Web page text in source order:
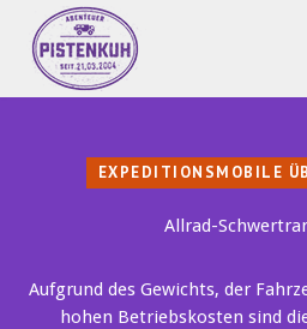
EXPEDITIONSMOBILE
Allrad-
Aufgrund des Gewichts, der
hohen Betriebskosten sind